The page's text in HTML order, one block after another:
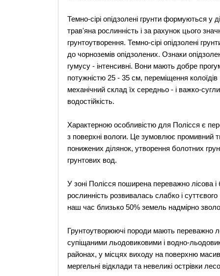
Темно-сірі опідзолені грунти формуються у
трав'яна рослинність і за рахунок цього
грунтоутворення. Темно-сірі опідзолені
до чорноземів опідзолених. Ознаки
гумусу - інтенсивні. Вони мають добре
потужністю 25 - 35 см, переміщення колоїдів
механічний склад їх середньо - і важко-
водостійкість.
Характерною особливістю для Полісся є
з поверхні вологи. Це зумовлює промивний
понижених ділянок, утворення болотних
грунтових вод.
У зоні Полісся поширена переважно лісова
рослинність розвивалась слабко і
наш час близько 50% земель надмірно
Грунтоутворюючі породи мають переважно
супіщаними льодовиковими і водно-
районах, у місцях виходу на поверхню
мергельні відклади та невеликі острівки